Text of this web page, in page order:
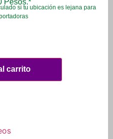
Pesos.*
si tu ubicación es lejana para
carrito